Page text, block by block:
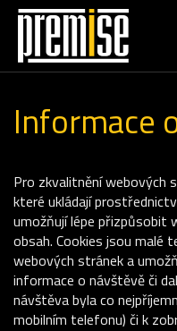
Informace
Pro zkvalitnění webových
které ukládají
umožňují lépe přizpůsobit
obsah. Cookies jsou malé
webových stránek a
informace o návštěvě či
návštěva byla co
mobilním telefonu) či k